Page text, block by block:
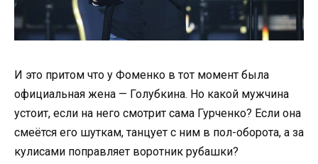
И это притом что у Фоменко в тот момент была
официальная жена — Голубкина. Но какой мужчина
устоит, если на него смотрит сама Гурченко? Если она
смеётся его шуткам, танцует с ним в пол-оборота, а за
кулисами поправляет воротник рубашки?